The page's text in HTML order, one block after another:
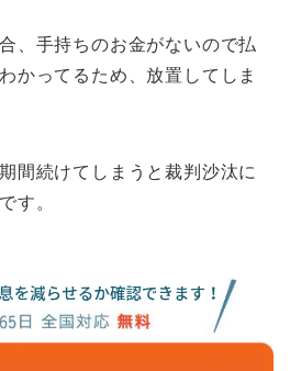
、手持ちのお金がないので払
かってるため、放置してしま
間続けてしまうと裁判沙汰に
す。